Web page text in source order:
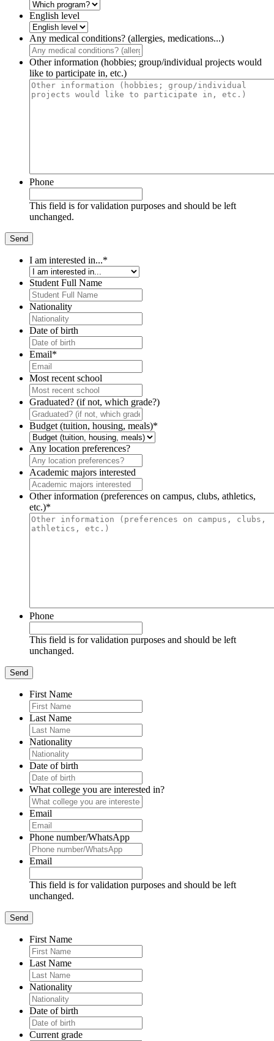
English level
Any medical conditions? (allergies, medications...)
Other information (hobbies; group/individual projects would
like to participate in, etc.)
Phone
This field is for validation purposes and should be left
unchanged.
I am interested in...*
Student Full Name
Nationality
Date of birth
Email*
Most recent school
Graduated? (if not, which grade?)
Budget (tuition, housing, meals)*
Any location preferences?
Academic majors interested
Other information (preferences on campus, clubs, athletics,
etc.)*
Phone
This field is for validation purposes and should be left
unchanged.
First Name
Last Name
Nationality
Date of birth
What college you are interested in?
Email
Phone number/WhatsApp
Email
This field is for validation purposes and should be left
unchanged.
First Name
Last Name
Nationality
Date of birth
Current grade